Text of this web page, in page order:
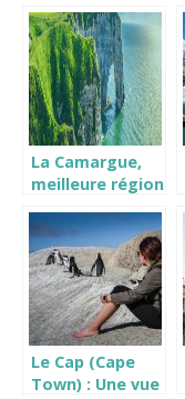
La Camargue,
meilleure région
vos vacances!
Le Cap (Cape
Town) : Une vue